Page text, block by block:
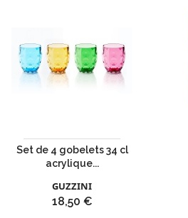
Set de 4 gobelets 34 cl
acrylique...
GUZZINI
Prix
18,50 €